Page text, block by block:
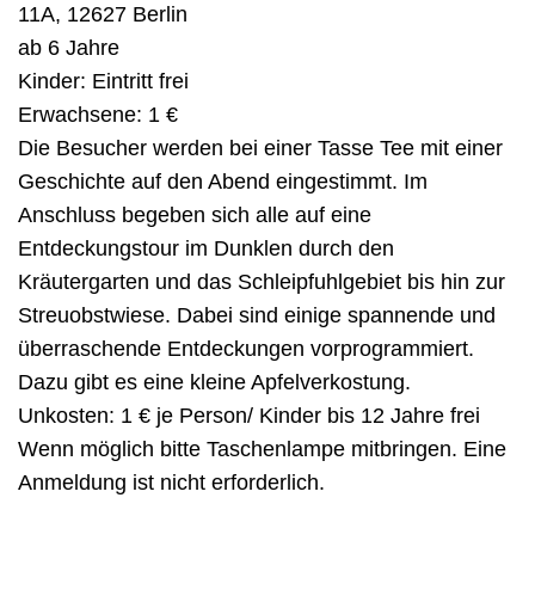
11A, 12627 Berlin
ab 6 Jahre
Kinder: Eintritt frei
Erwachsene: 1 €
Die Besucher werden bei einer Tasse Tee mit einer
Geschichte auf den Abend eingestimmt. Im
Anschluss begeben sich alle auf eine
Entdeckungstour im Dunklen durch den
Kräutergarten und das Schleipfuhlgebiet bis hin zur
Streuobstwiese. Dabei sind einige spannende und
überraschende Entdeckungen vorprogrammiert.
Dazu gibt es eine kleine Apfelverkostung.
Unkosten: 1 € je Person/ Kinder bis 12 Jahre frei
Wenn möglich bitte Taschenlampe mitbringen. Eine
Anmeldung ist nicht erforderlich.